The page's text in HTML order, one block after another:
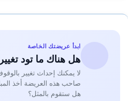
ابدأ عريضتك الخاصة
هل هناك ما تود
لا يمكنك إحداث تغيير
صاحب هذه العريضة أخذ
هل ستقوم بالمثل؟